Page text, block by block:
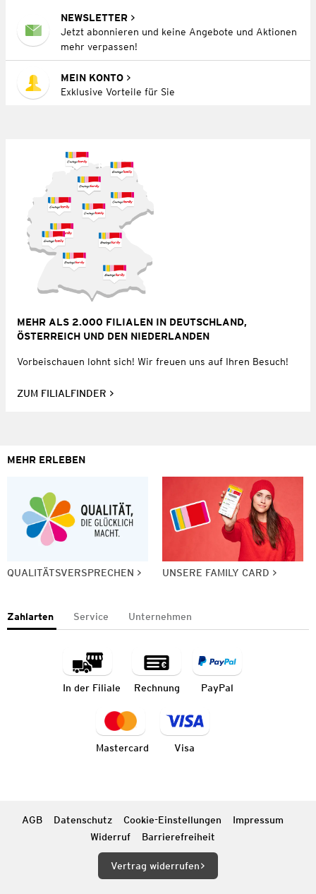
NEWSLETTER
Jetzt abonnieren und keine Angebote und Aktionen
mehr verpassen!
MEIN KONTO
Exklusive Vorteile für Sie
MEHR ALS 2.000 FILIALEN IN DEUTSCHLAND,
ÖSTERREICH UND DEN NIEDERLANDEN
Vorbeischauen lohnt sich! Wir freuen uns auf Ihren Besuch!
ZUM FILIALFINDER
MEHR ERLEBEN
QUALITÄTSVERSPRECHEN UNSERE FAMILY CARD
Zahlarten Service Unternehmen
In der Filiale Rechnung PayPal
Mastercard Visa
AGB Datenschutz Cookie-Einstellungen
Impressum
Widerruf
Barrierefreiheit
Vertrag widerrufen